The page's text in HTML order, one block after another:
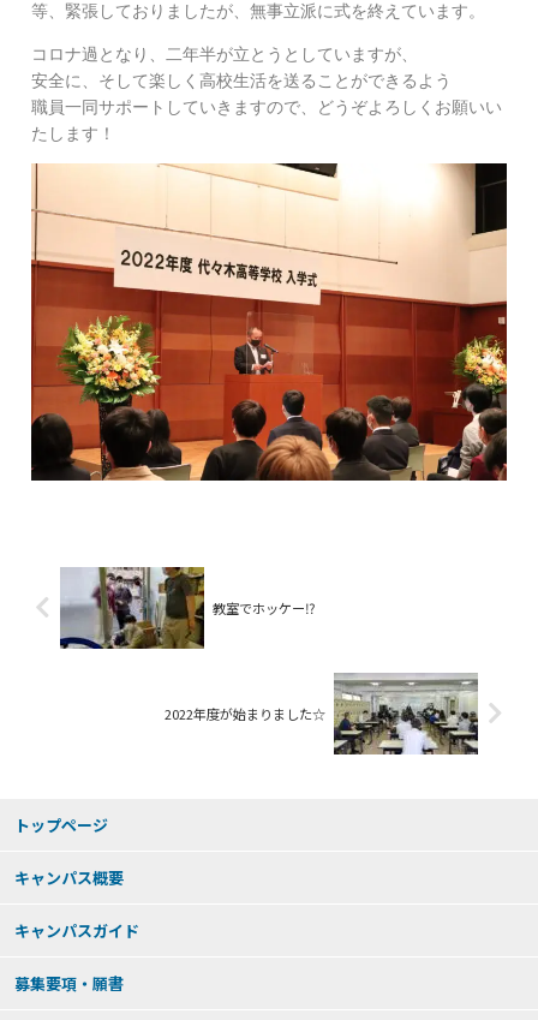
等、緊張しておりましたが、無事立派に式を終えています。
コロナ過となり、二年半が立とうとしていますが、
安全に、そして楽しく高校生活を送ることができるよう
職員一同サポートしていきますので、どうぞよろしくお願いい
たします！
教室でホッケー⁉
2022年度が始まりました☆
トップページ
キャンパス概要
キャンパスガイド
募集要項・願書